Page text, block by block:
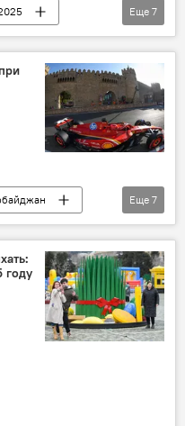
Праздник
Еще 7
"Формулы-1"
(FIA)
Еще 7
году